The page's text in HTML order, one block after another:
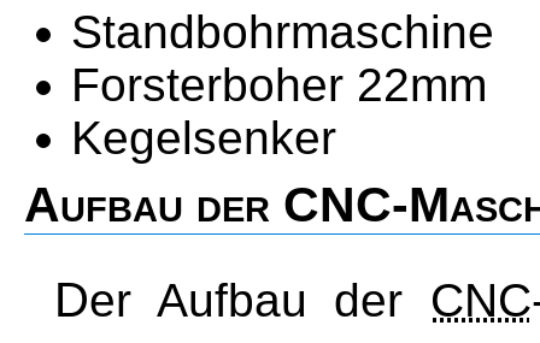
Standbohrmaschine
Forsterboher 22mm
Kegelsenker
Aufbau der CNC-
Der Aufbau der CNC